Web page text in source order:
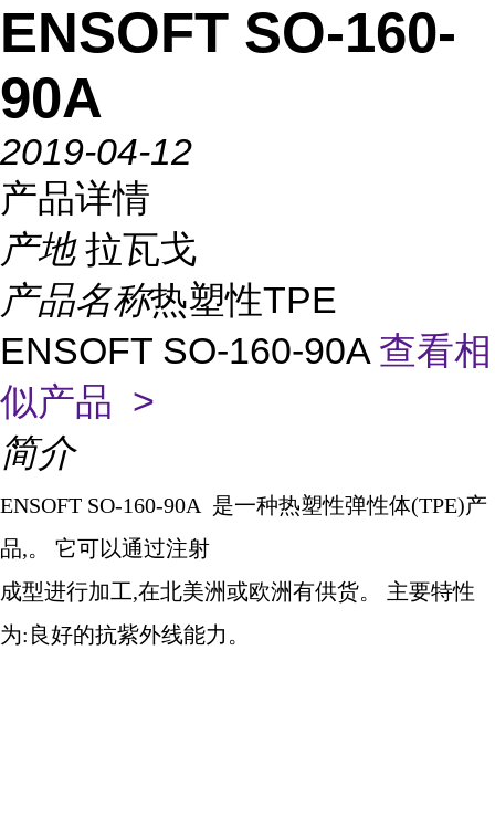
ENSOFT SO-160-
90A
2019-04-12
产品详情
产地 拉瓦戈
产品名称热塑性TPE
ENSOFT SO-160-90A 查看相
似产品 >
简介
ENSOFT SO-160-90A 是一种热塑性弹性体(TPE)产
品,。 它可以通过注射
成型进行加工,在北美洲或欧洲有供货。 主要特性
为: 良好的抗紫外线能力。